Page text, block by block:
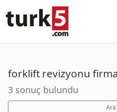
forklift revizyonu
3 sonuç bulundu
Ara